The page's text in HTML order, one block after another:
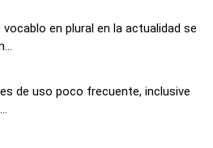
en plural en la actualidad se
de uso poco frecuente, inclusive